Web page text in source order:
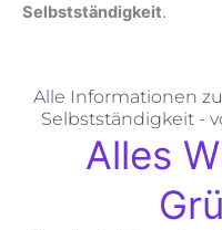
Selbstständigkeit.
Alle Informationen
Selbstständigkeit -
Alles